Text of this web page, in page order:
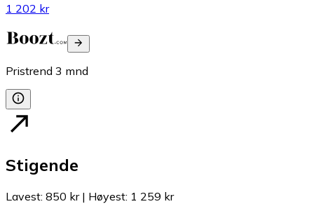
1 202 kr
Pristrend 3 mnd
Stigende
Lavest: 850 kr| Høyest: 1 259 kr